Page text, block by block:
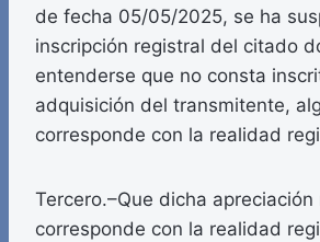
de fecha 05/05/2025, se ha
inscripción registral del citado
entenderse que no consta
adquisición del transmitente,
corresponde con la realidad
Tercero.–Que dicha apreciación
corresponde con la realidad